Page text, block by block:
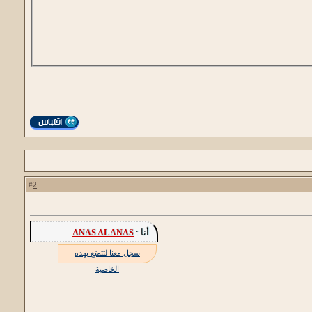
2
أنا : ANAS AL ANAS
سجل معنا لتتمتع بهذه
الخاصية